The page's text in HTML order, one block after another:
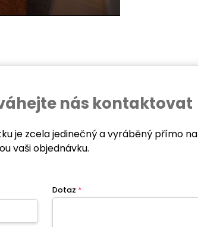
nás kontaktovat
je zcela jedinečný a vyráběný přímo
vaši objednávku.
Dotaz *